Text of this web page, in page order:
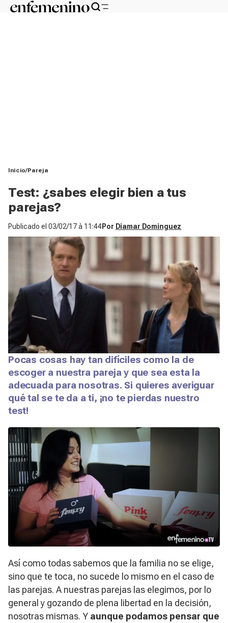
Inicio Pareja
Test: ¿sabes elegir bien a tus
parejas?
Publicado el 03/02/17 à 11:44Por Diamar Dominguez
Pocas cosas hay tan difíciles como la de
escoger a nuestra pareja y que sea esta la
adecuada para nosotras. Si quieres averiguar
qué tal se te da a ti, ¡no te pierdas nuestro
test!
Así como todas sabemos que la familia no se elige,
sino que te toca, no sucede lo mismo en el caso de
las parejas. A nuestras parejas las elegimos, por lo
general y gozando de plena libertad en la decisión,
nosotras mismas. Y aunque podamos pensar que